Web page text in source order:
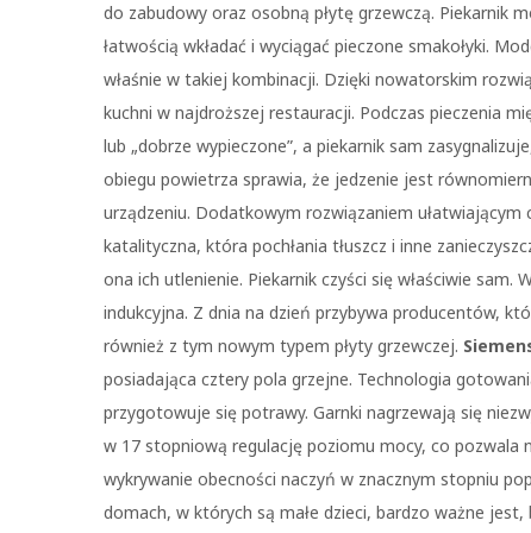
do zabudowy oraz osobną płytę grzewczą. Piekarnik
łatwością wkładać i wyciągać pieczone smakołyki.
właśnie w takiej kombinacji. Dzięki nowatorskim
kuchni w najdroższej restauracji. Podczas pieczenia
lub „dobrze wypieczone”, a piekarnik sam
obiegu powietrza sprawia, że jedzenie jest
urządzeniu. Dodatkowym rozwiązaniem
katalityczna, która pochłania tłuszcz i inne
ona ich utlenienie. Piekarnik czyści się właściwie
indukcyjna. Z dnia na dzień przybywa producentów,
również z tym nowym typem płyty grzewczej.
posiadająca cztery pola grzejne. Technologia
przygotowuje się potrawy. Garnki nagrzewają się
w 17 stopniową regulację poziomu mocy, co pozwala
wykrywanie obecności naczyń w znacznym stopniu
domach, w których są małe dzieci, bardzo ważne